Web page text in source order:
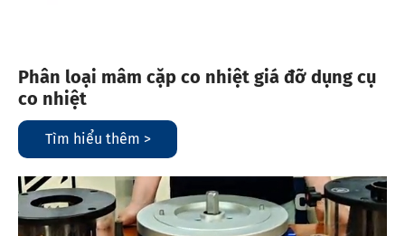
Phân loại mâm cặp co nhiệt giá đỡ dụng cụ
co nhiệt
Tìm hiểu thêm >